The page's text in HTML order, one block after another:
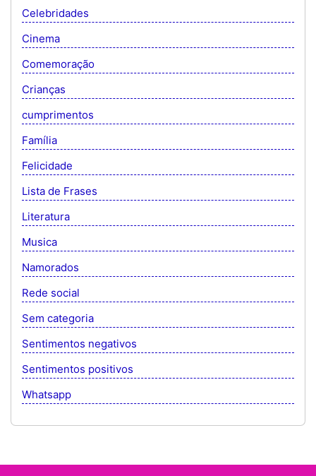
Celebridades
Cinema
Comemoração
Crianças
cumprimentos
Família
Felicidade
Lista de Frases
Literatura
Musica
Namorados
Rede social
Sem categoria
Sentimentos negativos
Sentimentos positivos
Whatsapp